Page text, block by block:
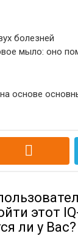
болезней
мыло: оно
основе
этот
ли у Вас?